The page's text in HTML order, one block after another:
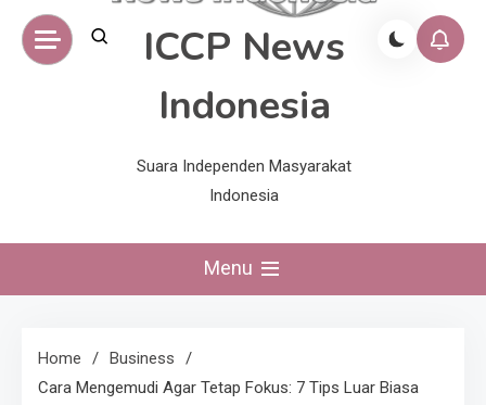
ICCP News
Indonesia
Suara Independen Masyarakat
Indonesia
Menu
Home
Business
Cara Mengemudi Agar Tetap Fokus: 7 Tips Luar Biasa